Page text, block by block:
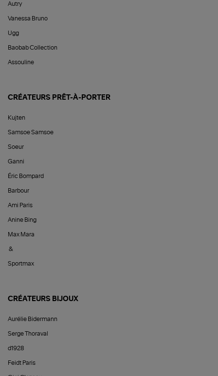
Autry
Vanessa Bruno
Ugg
Baobab Collection
Assouline
CRÉATEURS PRÊT-À-PORTER
Kujten
Samsoe Samsoe
Soeur
Ganni
Éric Bompard
Barbour
Ami Paris
Anine Bing
Max Mara
&
Sportmax
CRÉATEURS BIJOUX
Aurélie Bidermann
Serge Thoraval
d1928
Feidt Paris